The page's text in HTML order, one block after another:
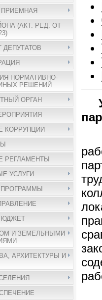
(АКТ. РЕД. ОТ
НОРМАТИВНО-
РЕШЕНИЙ
ОРГАН
КОРРУПЦИИ
РЕГЛАМЕНТЫ
УСЛУГИ
И ЗЕМЕЛЬНЫМИ
АРХИТЕКТУРЫ И